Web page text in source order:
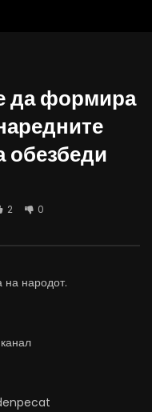
12:51
Протест на Онколошки
Министерство за
да формира
обезбеди
2 0
на народот.